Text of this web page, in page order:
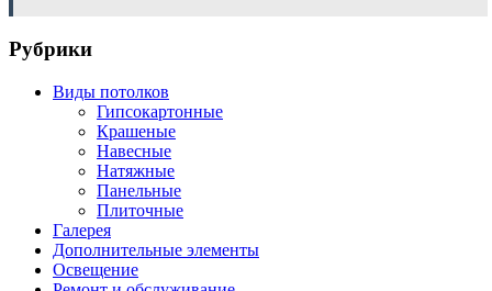
Рубрики
Виды потолков
Гипсокартонные
Крашеные
Навесные
Натяжные
Панельные
Плиточные
Галерея
Дополнительные элементы
Освещение